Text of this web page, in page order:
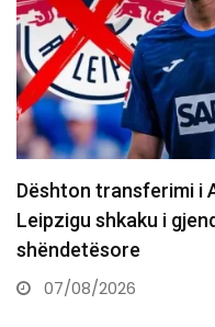
te
10 vjet
Kelmendit